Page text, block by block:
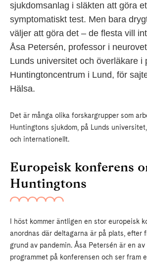
sjukdomsanlag i släkten att göra
symptomatiskt test. Men bara
väljer att göra det – de flesta vill
Åsa Petersén, professor i
Lunds universitet och överläkare i
Huntingtoncentrum i Lund, för
Hälsa.
Det är många olika forskargrupper som
Huntingtons sjukdom, på Lunds
och internationellt.
Europeisk konferens
Huntingtons
I höst kommer äntligen en stor europeisk
anordnas där deltagarna är på plats, efter
grund av pandemin. Åsa Petersén är en
programmet på konferensen och ser fram